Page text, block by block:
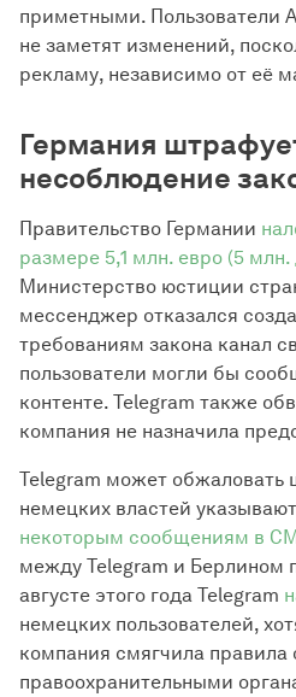
приметными. Пользователи
не заметят изменений,
рекламу, независимо от её
Германия
несоблюдение
Правительство Германии
размере 5,1 млн. евро (5
Министерство юстиции
мессенджер отказался
требованиям закона канал
пользователи могли бы
контенте. Telegram также
компания не назначила
Telegram может обжаловать
немецких властей
некоторым сообщениям в
между Telegram и Берлином
августе этого года Telegram
немецких пользователей,
компания смягчила
правоохранительными